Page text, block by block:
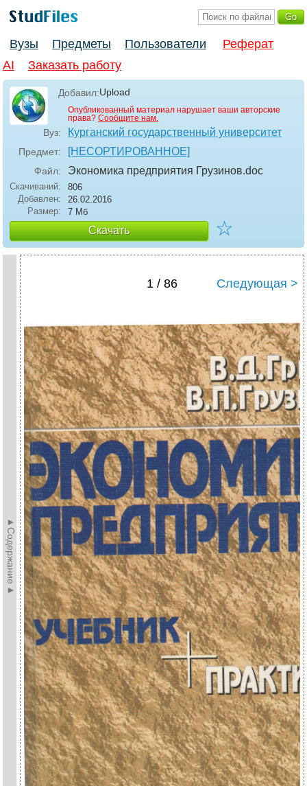
Вузы Предметы Пользователи
Реферат
AI
Заказать работу
Добавил:Upload
Опубликованный материал нарушает ваши авторские
права? Сообщите нам.
Вуз: Курганский государственный университет
Предмет: [НЕСОРТИРОВАННОЕ]
Файл: Экономика предприятия Грузинов.doc
Скачиваний:
806
Добавлен:
26.02.2016
Размер:
7 Мб
Скачать ☆
►Содержание►
1 / 86 Следующая >